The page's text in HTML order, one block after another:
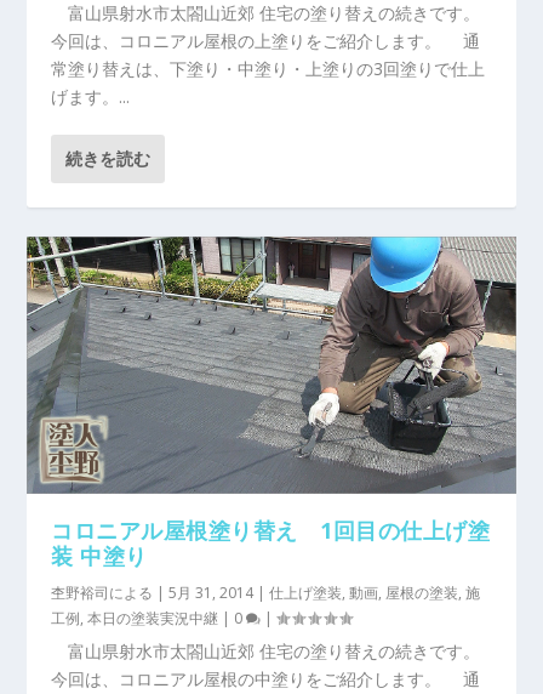
富山県射水市太閤山近郊 住宅の塗り替えの続きです。
今回は、コロニアル屋根の上塗りをご紹介します。 通
常塗り替えは、下塗り・中塗り・上塗りの3回塗りで仕上
げます。...
続きを読む
コロニアル屋根塗り替え 1回目の仕上げ塗
装 中塗り
杢野裕司による |5月 31, 2014|仕上げ塗装,動画, 屋根の塗装,施
工例,本日の塗装実況中継 | 0 |
富山県射水市太閤山近郊 住宅の塗り替えの続きです。
今回は、コロニアル屋根の中塗りをご紹介します。 通